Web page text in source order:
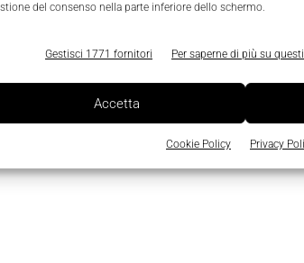
del consenso nella parte inferiore dello schermo.
Gestisci 1771 fornitori Per saperne di più su
Accetta
Cookie Policy Privacy